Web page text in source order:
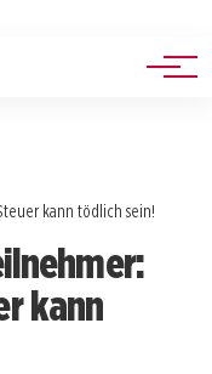
kann tödlich sein!
kann